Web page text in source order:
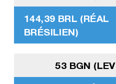
144,39 BRL (RÉAL
BRÉSILIEN)
53 BGN